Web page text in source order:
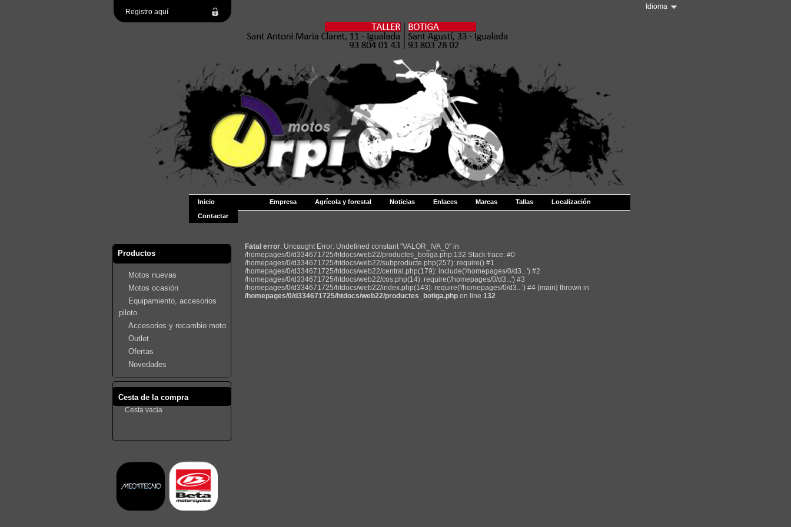
Registro aquí
Idioma
Inicio Empresa Agrícola y forestal Noticias Enlaces Marcas Tallas
Localización
Contactar
Productos
Motos nuevas
Motos ocasión
Equipamiento, accesorios
piloto
Accesorios y recambio moto
Outlet
Ofertas
Novedades
Cesta de la compra
Cesta vacia
Fatal error: Uncaught Error: Undefined constant "VALOR_IVA_0" in
/homepages/0/d334671725/htdocs/web22/productes_botiga.php:132 Stack trace: #0
/homepages/0/d334671725/htdocs/web22/subproducte.php(257): require() #1
/homepages/0/d334671725/htdocs/web22/central.php(179): include('/homepages/0/d3...') #2
/homepages/0/d334671725/htdocs/web22/cos.php(14): require('/homepages/0/d3...') #3
/homepages/0/d334671725/htdocs/web22/index.php(143): require('/homepages/0/d3...') #4 {main} thrown in
/homepages/0/d334671725/htdocs/web22/productes_botiga.php on line 132